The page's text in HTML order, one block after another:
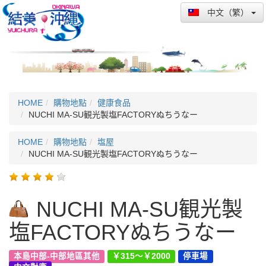
中文（繁）
HOME 購物地點
健康食品
NUCHI MA-SU観光製塩FACTORYぬちうなー
HOME 購物地點
塩屋
NUCHI MA-SU観光製塩FACTORYぬちうなー
NUCHI MA-SU観光製
塩FACTORYぬちうなー
本島中部-中部地區其他 ￥315～￥2000
停車場